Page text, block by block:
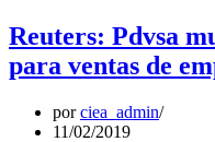
Reuters: Pdvsa
para ventas de
porciea_admin
11/02/2019